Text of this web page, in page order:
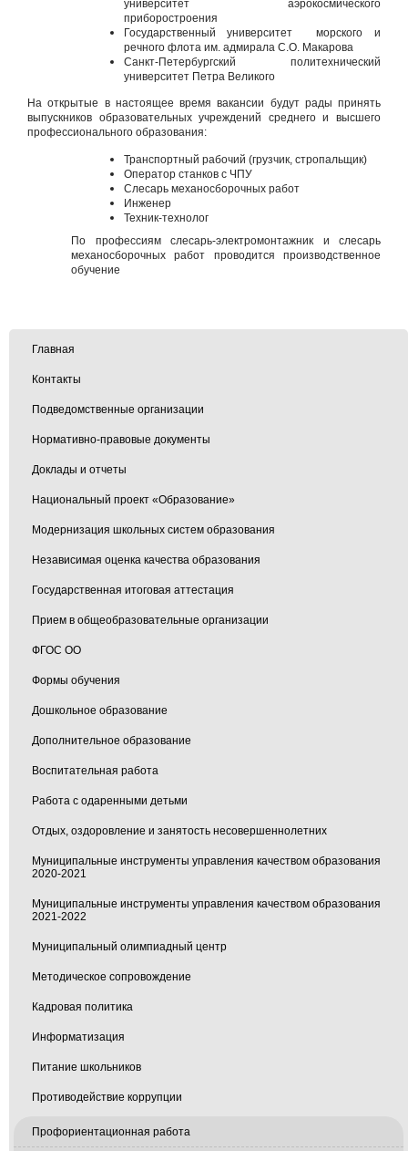
университет аэрокосмического
приборостроения
Государственный университет морского и
речного флота им. адмирала С.О. Макарова
Санкт-Петербургский политехнический
университет Петра Великого
На открытые в настоящее время вакансии будут рады принять
выпускников образовательных учреждений среднего и высшего
профессионального образования:
Транспортный рабочий (грузчик, стропальщик)
Оператор станков с ЧПУ
Слесарь механосборочных работ
Инженер
Техник-технолог
По профессиям слесарь-электромонтажник и слесарь
механосборочных работ проводится производственное
обучение
Главная
Контакты
Подведомственные организации
Нормативно-правовые документы
Доклады и отчеты
Национальный проект «Образование»
Модернизация школьных систем образования
Независимая оценка качества образования
Государственная итоговая аттестация
Прием в общеобразовательные организации
ФГОС ОО
Формы обучения
Дошкольное образование
Дополнительное образование
Воспитательная работа
Работа с одаренными детьми
Отдых, оздоровление и занятость несовершеннолетних
Муниципальные инструменты управления качеством образования
2020-2021
Муниципальные инструменты управления качеством образования
2021-2022
Муниципальный олимпиадный центр
Методическое сопровождение
Кадровая политика
Информатизация
Питание школьников
Противодействие коррупции
Профориентационная работа